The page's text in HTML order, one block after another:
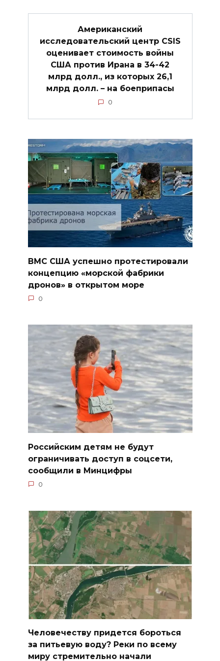
Американский
исследовательский центр CSIS
оценивает стоимость войны
США против Ирана в 34-42
млрд долл., из которых 26,1
млрд долл. – на боеприпасы
0
ВМС США успешно протестировали
концепцию «морской фабрики
дронов» в открытом море
0
Российским детям не будут
ограничивать доступ в соцсети,
сообщили в Минцифры
0
Человечеству придется бороться
за питьевую воду? Реки по всему
миру стремительно начали